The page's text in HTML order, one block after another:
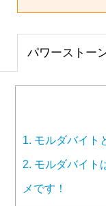
パワーストー
1. モルダバイト
2. モルダバイト
メです！